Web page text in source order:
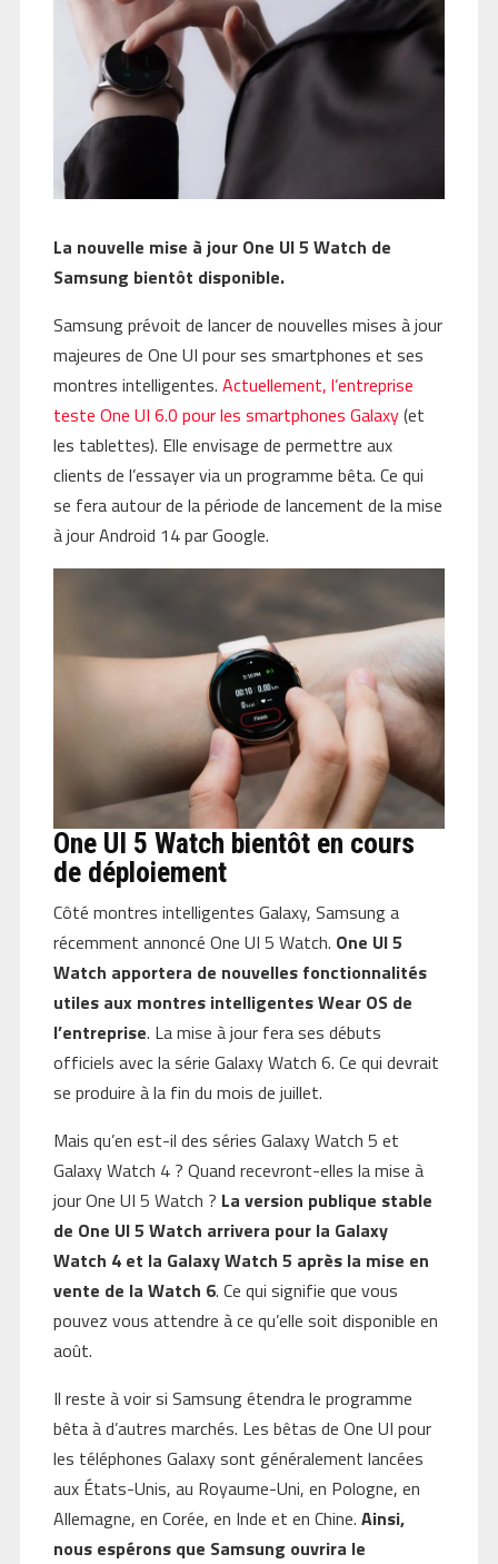
La nouvelle mise à jour One UI 5 Watch de
Samsung bientôt disponible.
Samsung prévoit de lancer de nouvelles mises à jour
majeures de One UI pour ses smartphones et ses
montres intelligentes. Actuellement, l’entreprise
teste One UI 6.0 pour les smartphones Galaxy(et
les tablettes). Elle envisage de permettre aux
clients de l’essayer via un programme bêta. Ce qui
se fera autour de la période de lancement de la mise
à jour Android 14 par Google.
One UI 5 Watch bientôt en cours
de déploiement
Côté montres intelligentes Galaxy, Samsung a
récemment annoncé One UI 5 Watch. One UI 5
Watch apportera de nouvelles fonctionnalités
utiles aux montres intelligentes Wear OS de
l’entreprise. La mise à jour fera ses débuts
officiels avec la série Galaxy Watch 6. Ce qui devrait
se produire à la fin du mois de juillet.
Mais qu’en est-il des séries Galaxy Watch 5 et
Galaxy Watch 4 ? Quand recevront-elles la mise à
jour One UI 5 Watch ? La version publique stable
de One UI 5 Watch arrivera pour la Galaxy
Watch 4 et la Galaxy Watch 5 après la mise en
vente de la Watch 6. Ce qui signifie que vous
pouvez vous attendre à ce qu’elle soit disponible en
août.
Il reste à voir si Samsung étendra le programme
bêta à d’autres marchés. Les bêtas de One UI pour
les téléphones Galaxy sont généralement lancées
aux États-Unis, au Royaume-Uni, en Pologne, en
Allemagne, en Corée, en Inde et en Chine. Ainsi,
nous espérons que Samsung ouvrira le